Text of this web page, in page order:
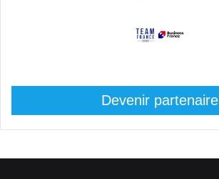
Devenir partenaire